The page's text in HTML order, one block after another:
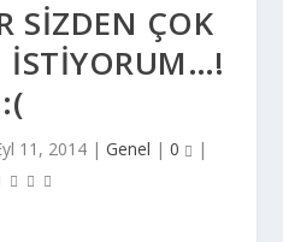
SIZDEN ÇOK
ISTIYORUM…!
:(
11, 2014| Genel | 0 |